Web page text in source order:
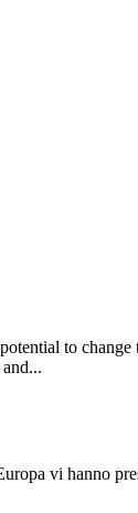
to
vi hanno